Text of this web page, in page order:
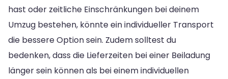
hast oder zeitliche Einschränkungen bei deinem
Umzug bestehen, könnte ein individueller Transport
die bessere Option sein. Zudem solltest du
bedenken, dass die Lieferzeiten bei einer Beiladung
länger sein können als bei einem individuellen